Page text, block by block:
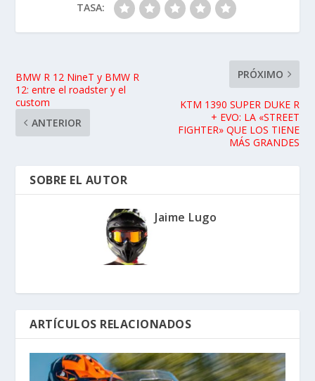
TASA:
BMW R 12 NineT y BMW R
12: entre el roadster y el
custom
ANTERIOR
PRÓXIMO
KTM 1390 SUPER DUKE R
+ EVO: LA «STREET
FIGHTER» QUE LOS TIENE
MÁS GRANDES
SOBRE EL AUTOR
Jaime Lugo
ARTÍCULOS RELACIONADOS